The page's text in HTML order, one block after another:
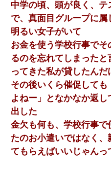
凸してきた
ワイ144kg彼女98kgデブカップ
果
【衝撃】女友達から行為中に告
私（23）冗談のつもりで上司（
体中に赤い蕁麻疹みたいなのが
ル薔薇色ひこう疹」という症状
中学の頃、頭が良く、
で、真面目グループに
明るい女子がいて
お金を使う学校行事でそ
るのを忘れてしまった
ってきた私が貸したんだ
その後いくら催促して
よねー」となかなか返
出した
金欠も何も、学校行事
たのお小遣いではなく
てもらえばいいじゃんっ